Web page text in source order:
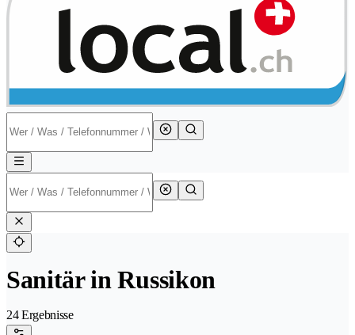
Sanitär in Russikon
24 Ergebnisse